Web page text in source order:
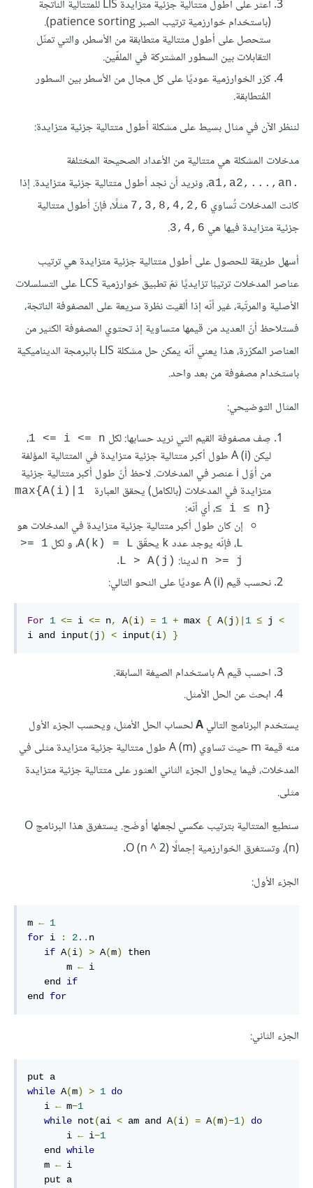
اعثر على أطول متتالية جزئية متزايدة LIS للمتتالية الناتجة
(باستخدام خوارزمية ترتيب الصبر patience sorting).
ستحصل على أطول متتالية متطابقة من الأسطر، والتي تمثّل
التقابلات بين السطور المشتركة في الملفّين.
كرّر الخوارزمية عوديًا على كل مجال من الأسطر بين السطور
المُتطابقة.
لننظر الآن في مثال بسيط على مشكلة أطول متتالية جزئية متزايدة:
مدخلات المشكلة هي متتالية من الأعداد الصحيحة المختلفة
a1,a2,...,an.‎‎، ونريد أن نجد أطول متتالية جزئية متزايدة. إذا
كانت المدخلات تُساوي 7,3,8,4,2,6 مثلًا، فإنّ أطول متتالية
جزئية متزايدة فيها هي 3,4,6
.
أسهل طريقة للحصول على أطول متتالية جزئية متزايدة هي ترتيب
عناصر المدخلات ترتيبًا تزايديًا ثمّ تطبيق خوارزمية LCS على التسلسلات
الأصلية والمرتّبة، غير أنّه إذا ألقيت نظرة سريعة على المصفوفة الناتجة،
فستلاحظ أنّ العديد من قيمها متساوية إذ تحتوي المصفوفة الكثير من
العناصر المكرّرة، هذا يعني أنّه يمكن حل مشكلة LIS بالبرمجة الديناميكية
باستخدام مصفوفة من بعد واحد.
المثال التوضيحي:
صِف مصفوفة القيم التي نريد حسابها: لكل ‎1 <= i <= n‎،
ليكن A (i)‎‎ طول أكبر متتالية جزئية متزايدة في المتتالية المؤلفة
من أوّل i عنصر في المدخلات. لاحظ أنّ طول أكبر متتالية جزئية
متزايدة في المدخلات (بالكامل) يحقق العبارة
‎max{A(i)|1
≤ i ≤ n}‎، أي أنّه:
إن كان طول أكبر متتالية جزئية متزايدة في المدخلات هو
L، فإنّه يوجد عدد k يحقّق A(k) = L، و لكل
n >= j لدينا: L > A(j)‎‎
.
نحسب قيم A (i)‎‎ عوديًا على النحو التالي:
For 1 <= i <= n, A(i) = 1 + max { A(j )| 1 ≤ j <
i and input(j ) < input(i) }
احسب قيم A باستخدام الصيغة السابقة.
ابحث عن الحل الأمثل.
يستخدم البرنامج التاليAلحساب الحل الأمثل، ويحسب الجزء الأول
منه قيمة m حيث تساوي A (m)‎‎ طول متتالية جزئية متزايدة مثلى في
المدخلات، فيما يحاول الجزء الثاني العثور على متتالية جزئية متزايدة
مثلى.
سنطبع المتتالية بترتيب عكسي لجعلها أوضَح. يستغرق هذا البرنامج O
(n)‎‎، وتستغرق الخوارزمية إجمالًا O (n ^ 2)‎‎.
الجزء الأول:
m ← 1
for i : 2. . n
if A(i) > A(m)
then
       m
← i
   end
if
end for
الجزء الثاني:
while A(m) > 1 do
   i
← m−1
while not(ai < am and A(i) = A(m)−1)
do
       i
← i−1
   end
while
   m
← i